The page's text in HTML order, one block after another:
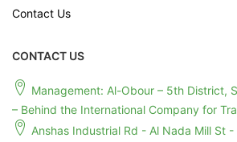
Contact Us
CONTACT US
Management: Al-Obour – 5th District,
– Behind the International Company for
Anshas Industrial Rd - Al Nada Mill St